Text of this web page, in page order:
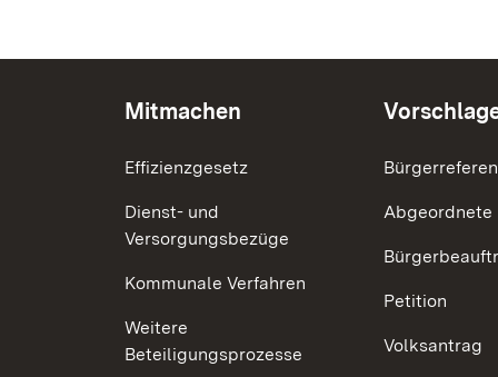
Mitmachen
Effizienzgesetz
Dienst- und
Versorgungsbezüge
Kommunale Verfahren
Weitere
Beteiligungsprozesse
Abgeordnete
Petition
Volksantrag